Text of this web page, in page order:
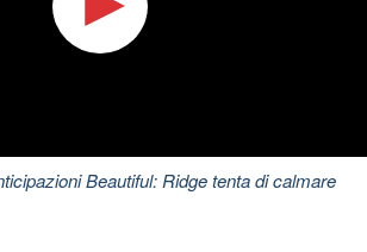
Beautiful: Ridge tenta di calmare